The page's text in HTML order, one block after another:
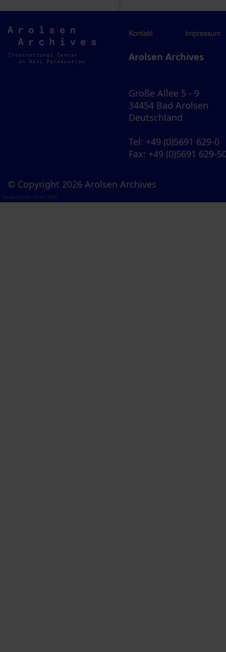
Arolsen
Archives
Kontakt Impressum
Arolsen Archives
Große Allee 5 - 9
34454 Bad Arolsen
Deutschland
Tel: +49 (0)5691 629-0
Fax: +49 (0)5691 629-
© Copyright 2026 Arolsen Archives
Visual Library Server 2026